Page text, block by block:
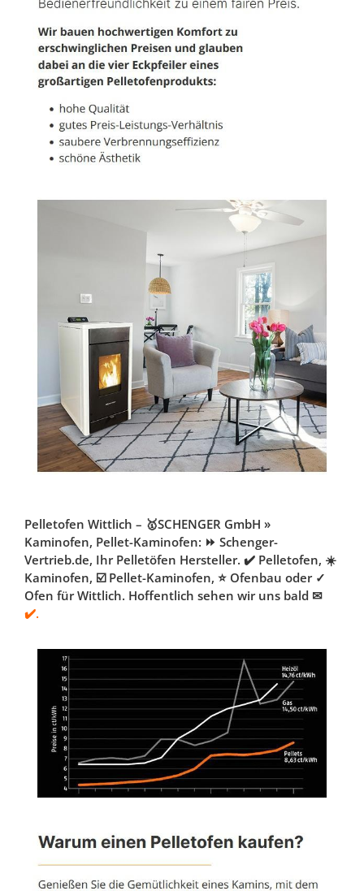
Pelletofen Wittlich – 🥇SCHENGER GmbH »
Kaminofen, Pellet-Kaminofen: ⏩ Schenger-
Vertrieb.de, Ihr Pelletöfen Hersteller. ✔️ Pelletofen, ☀️
Kaminofen, ☑️ Pellet-Kaminofen, ⭐ Ofenbau oder ✓
Ofen für Wittlich. Hoffentlich sehen wir uns bald ✉
✔️.